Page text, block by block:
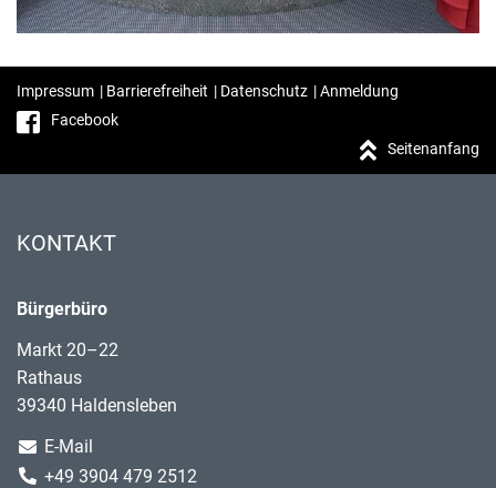
Impressum | Barrierefreiheit | Datenschutz |Anmeldung
Facebook
Seitenanfang
KONTAKT
Bürgerbüro
Markt 20–22
Rathaus
39340 Haldensleben
E-Mail
+49 3904 479 2512